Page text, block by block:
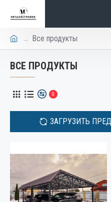
Все продукты
ВСЕ ПРОДУКТЫ
0
ЗАГРУЗИТЬ